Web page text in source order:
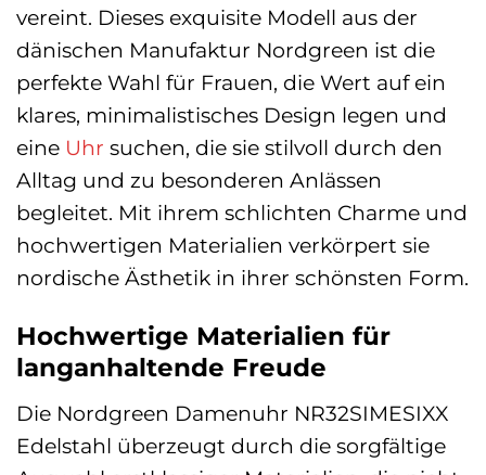
vereint. Dieses exquisite Modell aus der
dänischen Manufaktur Nordgreen ist die
perfekte Wahl für Frauen, die Wert auf ein
klares, minimalistisches Design legen und
eine Uhr suchen, die sie stilvoll durch den
Alltag und zu besonderen Anlässen
begleitet. Mit ihrem schlichten Charme und
hochwertigen Materialien verkörpert sie
nordische Ästhetik in ihrer schönsten Form.
Hochwertige Materialien für
langanhaltende Freude
Die Nordgreen Damenuhr NR32SIMESIXX
Edelstahl überzeugt durch die sorgfältige